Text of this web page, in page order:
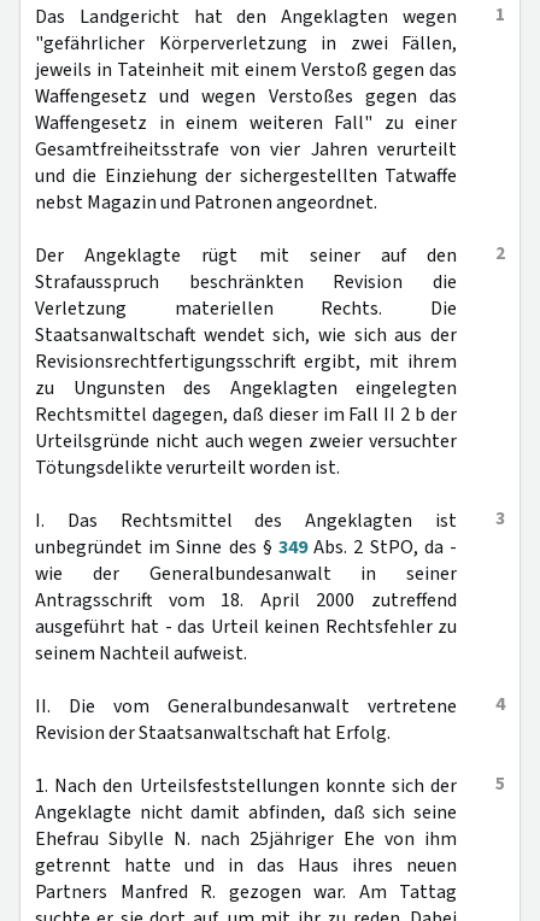
1
Das Landgericht hat den Angeklagten wegen
"gefährlicher Körperverletzung in zwei Fällen,
jeweils in Tateinheit mit einem Verstoß gegen das
Waffengesetz und wegen Verstoßes gegen das
Waffengesetz in einem weiteren Fall" zu einer
Gesamtfreiheitsstrafe von vier Jahren verurteilt
und die Einziehung der sichergestellten Tatwaffe
nebst Magazin und Patronen angeordnet.
2
Der Angeklagte rügt mit seiner auf den
Strafausspruch beschränkten Revision die
Verletzung materiellen Rechts. Die
Staatsanwaltschaft wendet sich, wie sich aus der
Revisionsrechtfertigungsschrift ergibt, mit ihrem
zu Ungunsten des Angeklagten eingelegten
Rechtsmittel dagegen, daß dieser im Fall II 2 b der
Urteilsgründe nicht auch wegen zweier versuchter
Tötungsdelikte verurteilt worden ist.
3
I. Das Rechtsmittel des Angeklagten ist
unbegründet im Sinne des § 349Abs. 2 StPO, da -
wie der Generalbundesanwalt in seiner
Antragsschrift vom 18. April 2000 zutreffend
ausgeführt hat - das Urteil keinen Rechtsfehler zu
seinem Nachteil aufweist.
4
II. Die vom Generalbundesanwalt vertretene
Revision der Staatsanwaltschaft hat Erfolg.
5
1. Nach den Urteilsfeststellungen konnte sich der
Angeklagte nicht damit abfinden, daß sich seine
Ehefrau Sibylle N. nach 25jähriger Ehe von ihm
getrennt hatte und in das Haus ihres neuen
Partners Manfred R. gezogen war. Am Tattag